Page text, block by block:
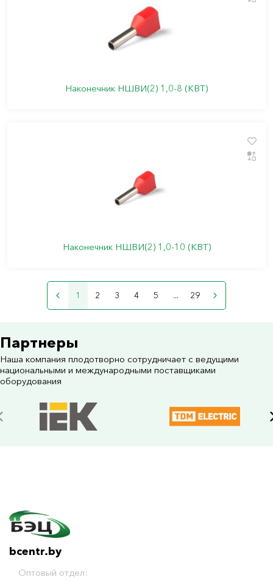
Наконечник НШВИ(2) 1,0-8 (КВТ)
Наконечник НШВИ(2) 1,0-10 (КВТ)
1 2 3 4 5 ... 29
Партнеры
Наша компания плодотворно сотрудничает с ведущими
национальными и международными поставщиками
оборудования
bcentr.by
Оптовый отдел: